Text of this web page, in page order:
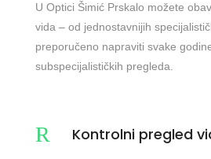
U Optici Šimić Prskalo možete
vida – od jednostavnijih
preporučeno napraviti svake
subspecijalističkih pregleda.
R Kontrolni pregled